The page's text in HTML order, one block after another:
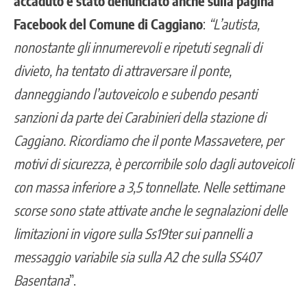
Facebook del Comune di Caggiano: “L’autista,
nonostante gli innumerevoli e ripetuti segnali di
divieto, ha tentato di attraversare il ponte,
danneggiando l’autoveicolo e subendo pesanti
sanzioni da parte dei Carabinieri della stazione di
Caggiano. Ricordiamo che il ponte Massavetere, per
motivi di sicurezza, è percorribile solo dagli autoveicoli
con massa inferiore a 3,5 tonnellate. Nelle settimane
scorse sono state attivate anche le segnalazioni delle
limitazioni in vigore sulla Ss19ter sui pannelli a
messaggio variabile sia sulla A2 che sulla SS407
Basentana”.